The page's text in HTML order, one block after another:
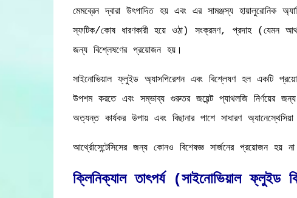
মেমব্রেন দ্বারা উৎপাদিত হয় এবং এর সামঞ্জস্য
স্ফটিক/কোষ ধারণকারী হয়ে ওঠা) সংক্রমণ, প্রদাহ (যেমন
জন্য বিশ্লেষণের প্রয়োজন হয়।
সাইনোভিয়াল ফ্লুইড অ্যাসপিরেশন এবং বিশ্লেষণ হল একটি
উপশম করতে এবং সম্ভাব্য গুরুতর জয়েন্ট প্যাথলজি নির্ণয়ের
অত্যন্ত কার্যকর উপায় এবং বিছানার পাশে সাধারণ
আর্থ্রোসেন্টেসিসের জন্য কোনও বিশেষজ্ঞ সার্জনের প্রয়োজন হয়
ক্লিনিক্যাল তাৎপর্য (সাইনোভিয়াল ফ্লুইড